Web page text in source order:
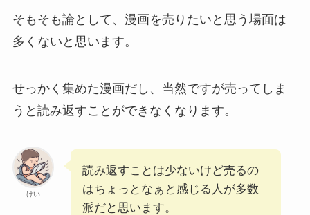
そもそも論として、漫画を売りたいと思う場面は
多くないと思います。
せっかく集めた漫画だし、当然ですが売ってしま
うと読み返すことができなくなります。
けい
読み返すことは少ないけど売るの
はちょっとなぁと感じる人が多数
派だと思います。